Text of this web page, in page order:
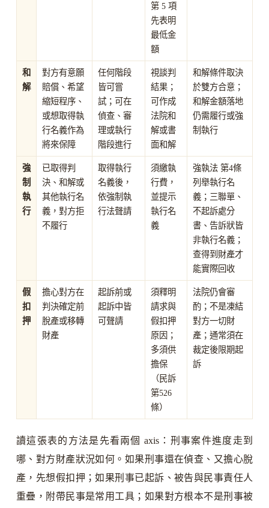
第 5 項
先表明
最低金
額
和
解
對方有意願
賠償、希望
縮短程序、
或想取得執
行名義作為
將來保障
任何階段
皆可嘗
試；可在
偵查、審
理或執行
階段進行
視談判
結果；
可作成
法院和
解或書
面和解
和解條件取決
於雙方合意；
和解金額落地
仍需履行或強
制執行
強
制
執
行
已取得判
決、和解或
其他執行名
義，對方拒
不履行
取得執行
名義後，
依強制執
行法聲請
須繳執
行費，
並提示
執行名
義
強執法 第4條
列舉執行名
義；三聯單、
不起訴處分
書、告訴狀皆
非執行名義；
查得到財產才
能實際回收
假
扣
押
擔心對方在
判決確定前
脫產或移轉
財產
起訴前或
起訴中皆
可聲請
須釋明
請求與
假扣押
原因；
多須供
擔保
（民訴
第526
條）
法院仍會審
酌；不是凍結
對方一切財
產；通常須在
裁定後限期起
訴
讀這張表的方法是先看兩個 axis：刑事案件進度走到
哪、對方財產狀況如何。如果刑事還在偵查、又擔心脫
產，先想假扣押；如果刑事已起訴、被告與民事責任人
重疊，附帶民事是常用工具；如果對方根本不是刑事被